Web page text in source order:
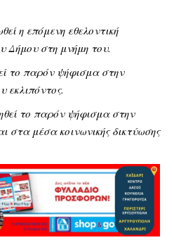
η επόμενη εθελοντική
Δήμου στη μνήμη του.
το παρόν ψήφισμα στην
εκλιπόντος.
το παρόν ψήφισμα στην
στα μέσα κοινωνικής δικτύωσης